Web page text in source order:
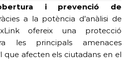
i prevenció de
a la potència d’anàlisi de
ofereix una protecció
les principals amenaces
que afecten els ciutadans en el